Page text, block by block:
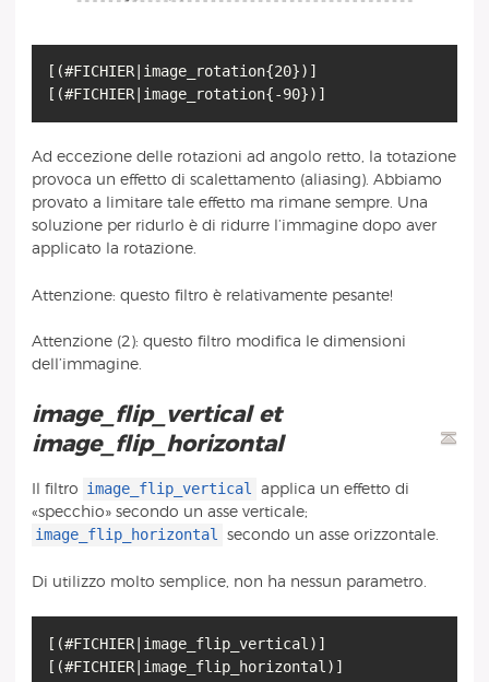
[(#FICHIER|image_rotation{20})]
Ad eccezione delle rotazioni ad angolo retto, la totazione
provoca un effetto di scalettamento (aliasing). Abbiamo
provato a limitare tale effetto ma rimane sempre. Una
soluzione per ridurlo è di ridurre l’immagine dopo aver
applicato la rotazione.
Attenzione: questo filtro è relativamente pesante!
Attenzione (2): questo filtro modifica le dimensioni
dell’immagine.
image_flip_vertical et
image_flip_horizontal
Il filtro image_flip_vertical applica un effetto di
«specchio» secondo un asse verticale;
image_flip_horizontal secondo un asse orizzontale.
Di utilizzo molto semplice, non ha nessun parametro.
[(#FICHIER|image_flip_vertical)]